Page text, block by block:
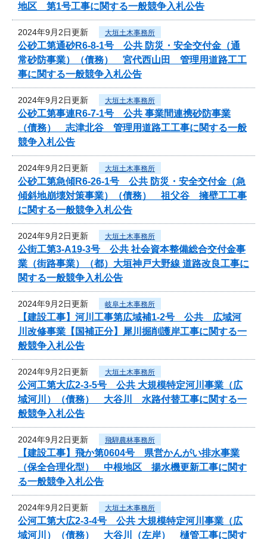
地区 第1号工事に関する一般競争入札公告
2024年9月2日更新 大垣土木事務所
公砂工第通砂R6-8-1号 公共 防災・安全交付金（通
常砂防事業）（債務） 宮代西山田 管理用道路工工
事に関する一般競争入札公告
2024年9月2日更新 大垣土木事務所
公砂工第事連R6-7-1号 公共 事業間連携砂防事業
（債務） 志津北谷 管理用道路工工事に関する一般
競争入札公告
2024年9月2日更新 大垣土木事務所
公砂工第急傾R6-26-1号 公共 防災・安全交付金（急
傾斜地崩壊対策事業）（債務） 祖父谷 擁壁工工事
に関する一般競争入札公告
2024年9月2日更新 大垣土木事務所
公街工第3-A19-3号 公共 社会資本整備総合交付金事
業（街路事業）（都）大垣神戸大野線 道路改良工事に
関する一般競争入札公告
2024年9月2日更新 岐阜土木事務所
【建設工事】河川工事第広域補1-2号 公共 広域河
川改修事業【国補正分】犀川掘削護岸工事に関する一
般競争入札公告
2024年9月2日更新 大垣土木事務所
公河工第大広2-3-5号 公共 大規模特定河川事業（広
域河川）（債務） 大谷川 水路付替工事に関する一
般競争入札公告
2024年9月2日更新 飛騨農林事務所
【建設工事】飛か第0604号 県営かんがい排水事業
（保全合理化型） 中根地区 揚水機更新工事に関す
る一般競争入札公告
2024年9月2日更新 大垣土木事務所
公河工第大広2-3-4号 公共 大規模特定河川事業（広
域河川）（債務） 大谷川（左岸） 樋管工事に関す